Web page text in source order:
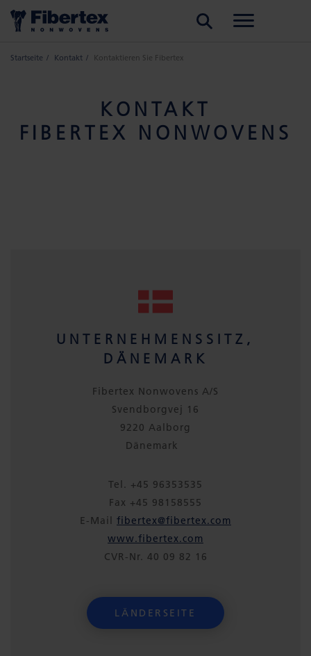
Startseite Kontakt Kontaktieren Sie Fibertex
KONTAKT
FIBERTEX NONWOVENS
UNTERNEHMENSSITZ,
DÄNEMARK
Fibertex Nonwovens A/S
Svendborgvej 16
9220 Aalborg
Dänemark
Tel. +45 96353535
Fax +45 98158555
E-Mail fibertex@fibertex.com
www.fibertex.com
CVR-Nr. 40 09 82 16
LÄNDERSEITE